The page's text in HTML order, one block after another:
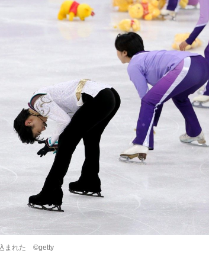
込まれた ©getty